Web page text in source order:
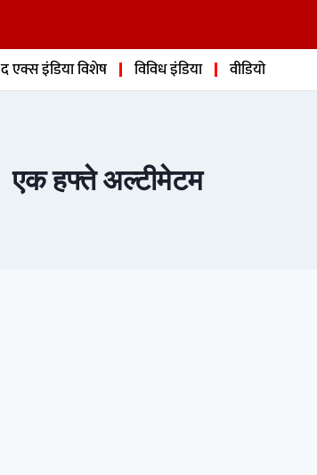
द एक्स इंडिया विशेष विविध इंडिया वीडियो
एक हफ्ते अल्टीमेटम